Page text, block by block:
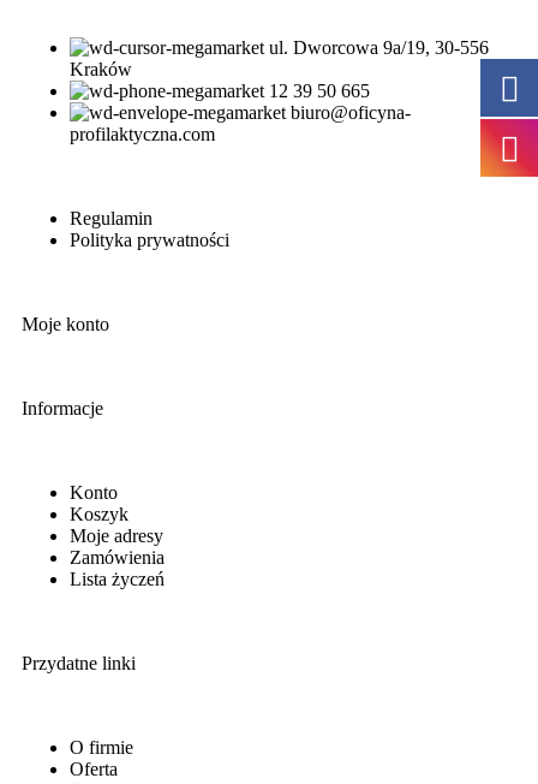
ul. Dworcowa 9a/19, 30-556
Kraków
12 39 50 665
biuro@oficyna-
profilaktyczna.com
Regulamin
Polityka prywatności
Moje konto
Informacje
Konto
Koszyk
Moje adresy
Zamówienia
Lista życzeń
Przydatne linki
O firmie
Oferta